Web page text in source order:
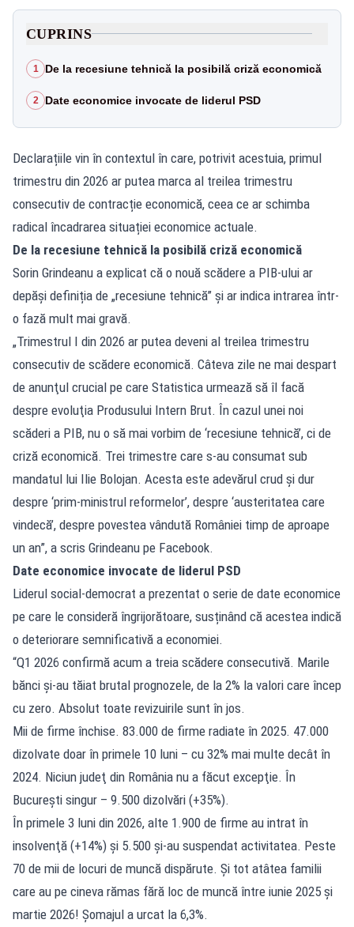
CUPRINS
1 De la recesiune tehnică la posibilă criză economică
2 Date economice invocate de liderul PSD
Declarațiile vin în contextul în care, potrivit acestuia, primul
trimestru din 2026 ar putea marca al treilea trimestru
consecutiv de contracție economică, ceea ce ar schimba
radical încadrarea situației economice actuale.
De la recesiune tehnică la posibilă criză economică
Sorin Grindeanu a explicat că o nouă scădere a PIB-ului ar
depăși definiția de „recesiune tehnică” și ar indica intrarea într-
o fază mult mai gravă.
„Trimestrul I din 2026 ar putea deveni al treilea trimestru
consecutiv de scădere economică. Câteva zile ne mai despart
de anunţul crucial pe care Statistica urmează să îl facă
despre evoluţia Produsului Intern Brut. În cazul unei noi
scăderi a PIB, nu o să mai vorbim de ‘recesiune tehnică’, ci de
criză economică. Trei trimestre care s-au consumat sub
mandatul lui Ilie Bolojan. Acesta este adevărul crud şi dur
despre ‘prim-ministrul reformelor’, despre ‘austeritatea care
vindecă’, despre povestea vândută României timp de aproape
un an”, a scris Grindeanu pe Facebook.
Date economice invocate de liderul PSD
Liderul social-democrat a prezentat o serie de date economice
pe care le consideră îngrijorătoare, susținând că acestea indică
o deteriorare semnificativă a economiei.
“Q1 2026 confirmă acum a treia scădere consecutivă. Marile
bănci şi-au tăiat brutal prognozele, de la 2% la valori care încep
cu zero. Absolut toate revizuirile sunt în jos.
Mii de firme închise. 83.000 de firme radiate în 2025. 47.000
dizolvate doar în primele 10 luni – cu 32% mai multe decât în
2024. Niciun judeţ din România nu a făcut excepţie. În
Bucureşti singur – 9.500 dizolvări (+35%).
În primele 3 luni din 2026, alte 1.900 de firme au intrat în
insolvenţă (+14%) şi 5.500 şi-au suspendat activitatea. Peste
70 de mii de locuri de muncă dispărute. Şi tot atâtea familii
care au pe cineva rămas fără loc de muncă între iunie 2025 şi
martie 2026! Şomajul a urcat la 6,3%.